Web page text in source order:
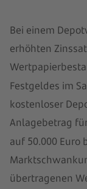
Bei einem
erhöhten
Festgeldes im
kostenloser
Anlagebetrag
auf 50.000 Euro
übertragenen